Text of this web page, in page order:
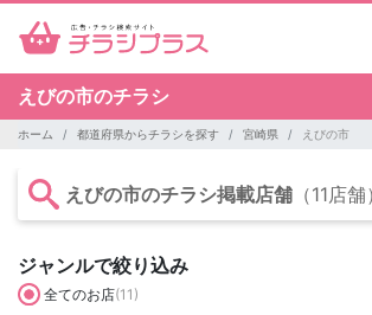
えびの市のチラシ
ホーム 都道府県からチラシを探す 宮崎県 えびの市
えびの市のチラシ掲載店舗 （11店舗）
ジャンルで絞り込み
全てのお店(11)